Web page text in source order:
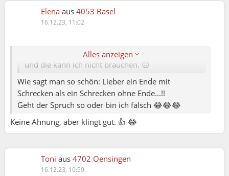
Elena aus 4053 Basel
16.12.23, 11:02
Alles anzeigen
weiss. Keine Verhandlungen hinter ihrem Rücken:
entweder schätzt sie das oder kann mich für eine
nicht ausstehen können, entwickeln sich nicht
und die kann ich nicht brauchen. 😑
Wie sagt man so schön: Lieber ein Ende mit
Schrecken als ein Schrecken ohne Ende...!!
Geht der Spruch so oder bin ich falsch 😂😂😂
Keine Ahnung, aber klingt gut. 👍 😂
Toni aus 4702 Oensingen
16.12.23, 10:59
Elena79: